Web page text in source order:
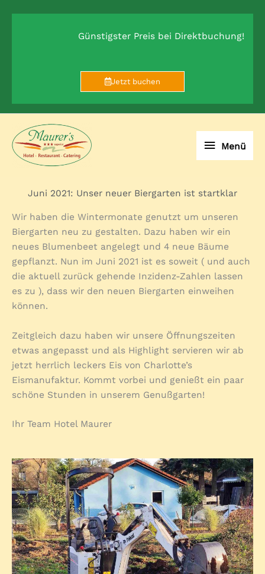
Günstigster Preis bei Direktbuchung!
Jetzt buchen
Menü
Juni 2021: Unser neuer Biergarten ist startklar
Wir haben die Wintermonate genutzt um unseren
Biergarten neu zu gestalten. Dazu haben wir ein
neues Blumenbeet angelegt und 4 neue Bäume
gepflanzt. Nun im Juni 2021 ist es soweit ( und auch
die aktuell zurück gehende Inzidenz-Zahlen lassen
es zu ), dass wir den neuen Biergarten einweihen
können.
Zeitgleich dazu haben wir unsere Öffnungszeiten
etwas angepasst und als Highlight servieren wir ab
jetzt herrlich leckers Eis von Charlotte’s
Eismanufaktur. Kommt vorbei und genießt ein paar
schöne Stunden in unserem Genußgarten!
Ihr Team Hotel Maurer